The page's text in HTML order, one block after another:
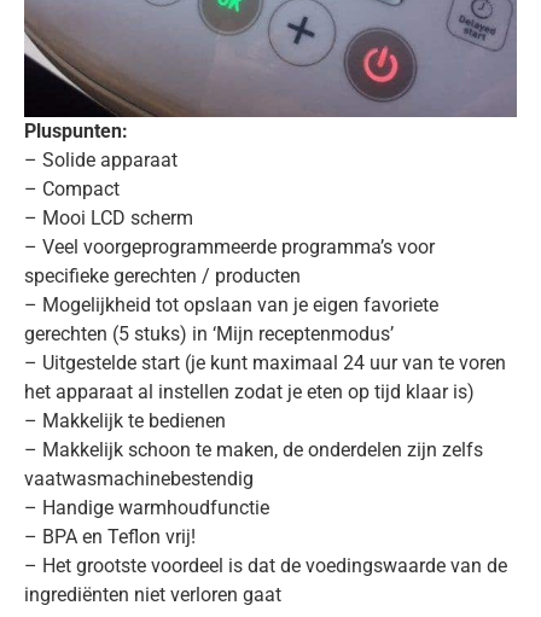
Pluspunten:
– Solide apparaat
– Compact
– Mooi LCD scherm
– Veel voorgeprogrammeerde programma’s voor
specifieke gerechten / producten
– Mogelijkheid tot opslaan van je eigen favoriete
gerechten (5 stuks) in ‘Mijn receptenmodus’
– Uitgestelde start (je kunt maximaal 24 uur van te voren
het apparaat al instellen zodat je eten op tijd klaar is)
– Makkelijk te bedienen
– Makkelijk schoon te maken, de onderdelen zijn zelfs
vaatwasmachinebestendig
– Handige warmhoudfunctie
– BPA en Teflon vrij!
– Het grootste voordeel is dat de voedingswaarde van de
ingrediënten niet verloren gaat